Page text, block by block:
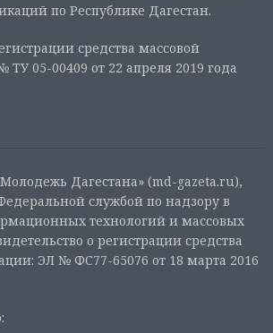
по Республике Дагестан.
средства массовой
05-00409 от 22 апреля 2019 года
Дагестана» (md-gazeta.ru),
службой по надзору в
технологий и массовых
о регистрации средства
ЭЛ № ФС77-65076 от 18 марта 2016